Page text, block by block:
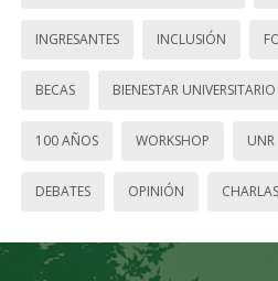
INGRESANTES INCLUSIÓN
BECAS BIENESTAR UNIVERSITARIO
100 AÑOS WORKSHOP UNR
DEBATES OPINIÓN CHARLAS